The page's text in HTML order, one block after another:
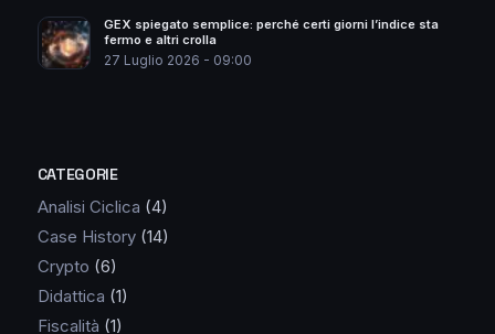
GEX spiegato semplice: perché certi giorni l’indice sta
fermo e altri crolla
27 Luglio 2026 - 09:00
CATEGORIE
Analisi Ciclica (4)
Case History(14)
Crypto (6)
Didattica (1)
Fiscalità (1)